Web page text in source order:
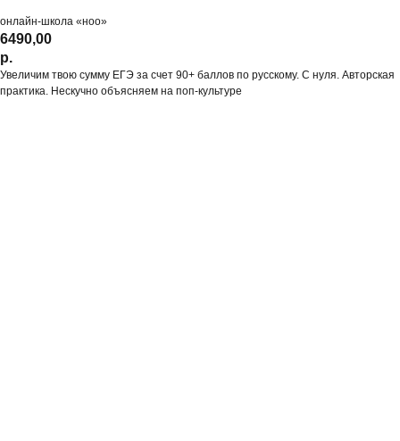
онлайн-школа «ноо»
6490,00
р.
Увеличим твою сумму ЕГЭ за счет 90+ баллов по русскому. С нуля. Авторская
практика. Нескучно объясняем на поп-культуре